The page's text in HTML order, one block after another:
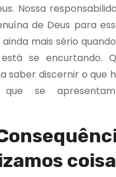
Nossa
de Deus para
mais sério
se encurtando.
saber discernir o que
que se